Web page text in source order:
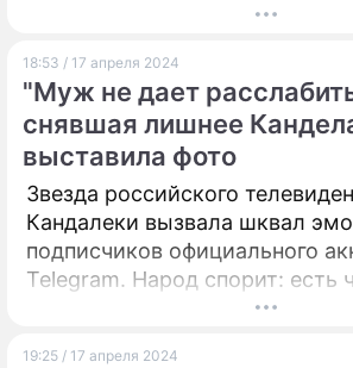
возможностями, мечтами и
18:53 / 17 апреля 2024
"Муж не дает
снявшая лишнее
выставила фото
Звезда российского
Кандалеки вызвала шквал
подписчиков официального
Telegram. Народ спорит: есть
знаменитой брюнетке или все-
19:25 / 17 апреля 2024